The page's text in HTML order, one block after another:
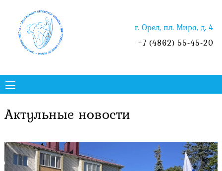
г. Орел, пл. Мира, д. 4
+7 (4862) 55-45-20
Актульные новости